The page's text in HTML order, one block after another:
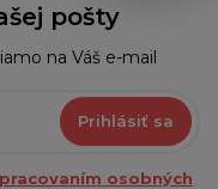
pošty
na Váš e-mail
Prihlásiť sa
osobných